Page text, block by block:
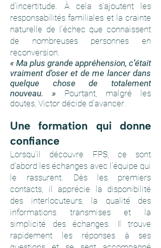
d’incertitude. À cela s’ajoutent les
responsabilités familiales et la crainte
naturelle de l’échec que connaissent
de nombreuses personnes en
reconversion.
« Ma plus grande appréhension, c’était
vraiment d’oser et de me lancer dans
quelque chose de totalement
nouveau. » Pourtant, malgré les
doutes, Victor décide d'avancer
Une formation qui donne
confiance
Lorsqu’il découvre FPS, ce sont
d’abord les échanges avec l’équipe qui
le rassurent. Dès les premiers
contacts, il apprécie la disponibilité
des interlocuteurs, la qualité des
informations transmises et la
simplicité des échanges. Il trouve
rapidement les réponses à ses